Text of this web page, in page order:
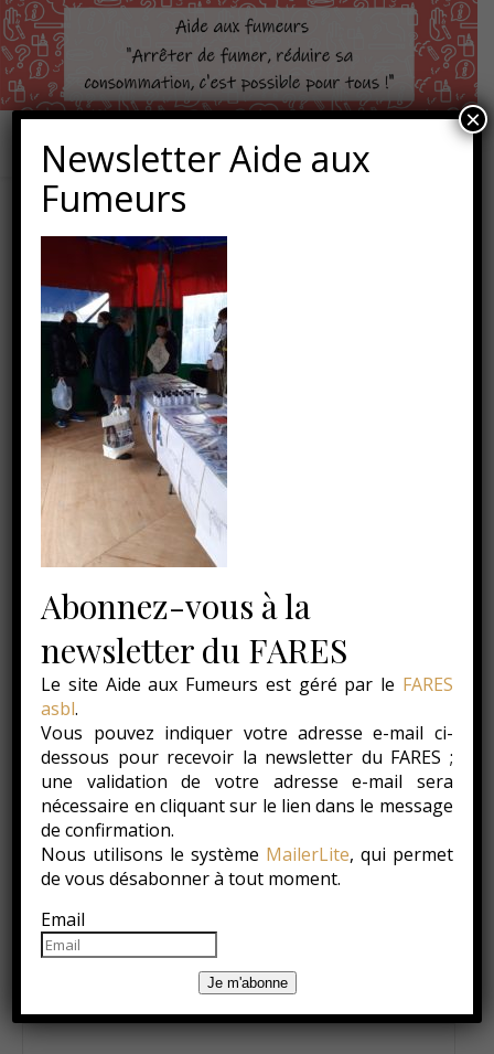
IMG-20201009-WA0002
9 octobre 2020
ParService Prévention Tabac Aucun commentaire
LAISSER UN COMMENTAIRE
Votre adresse e-mail ne sera pas publiée.
obligatoires sont indiqués avec
Newsletter Aide aux
Fumeurs
Abonnez-vous à la
newsletter du FARES
Le site Aide aux Fumeurs est géré par le FARES
asbl.
Vous pouvez indiquer votre adresse e-mail ci-
dessous pour recevoir la newsletter du FARES ;
une validation de votre adresse e-mail sera
nécessaire en cliquant sur le lien dans le message
de confirmation.
Nous utilisons le système MailerLite, qui permet
de vous désabonner à tout moment.
Email
Je m'abonne
×